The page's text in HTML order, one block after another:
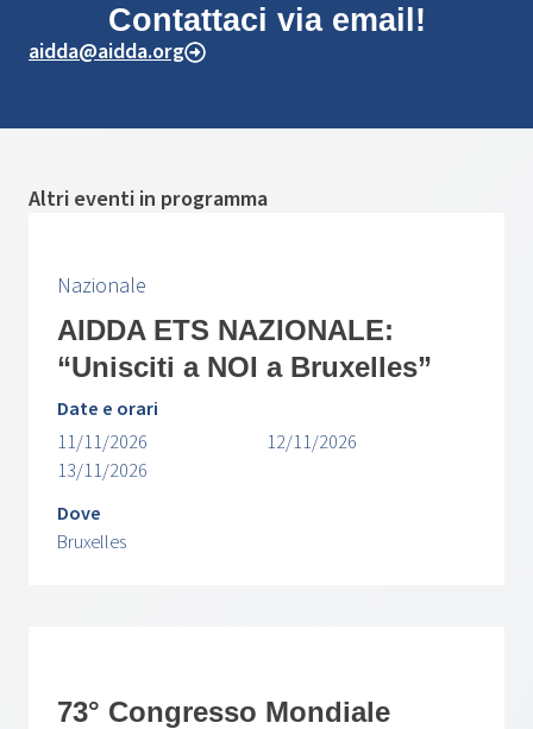
Contattaci via email!
aidda@aidda.org
Altri eventi in programma
Nazionale
AIDDA ETS NAZIONALE:
“Unisciti a NOI a Bruxelles”
Date e orari
11/11/2026
12/11/2026
13/11/2026
Dove
Bruxelles
73° Congresso Mondiale